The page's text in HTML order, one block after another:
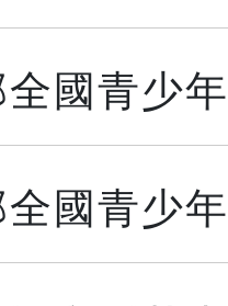
全國青少
全國青少